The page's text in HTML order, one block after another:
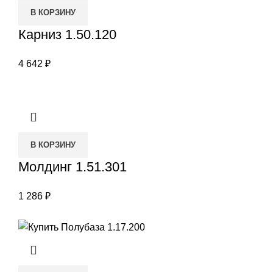
В КОРЗИНУ
Карниз 1.50.120
4 642 ₽
В КОРЗИНУ
Молдинг 1.51.301
1 286 ₽